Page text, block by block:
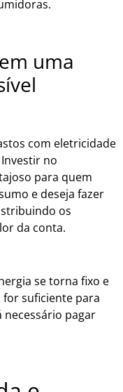
uma
com eletricidade
no
para quem
e deseja fazer
os
da conta.
se torna fixo e
for suficiente para
pagar